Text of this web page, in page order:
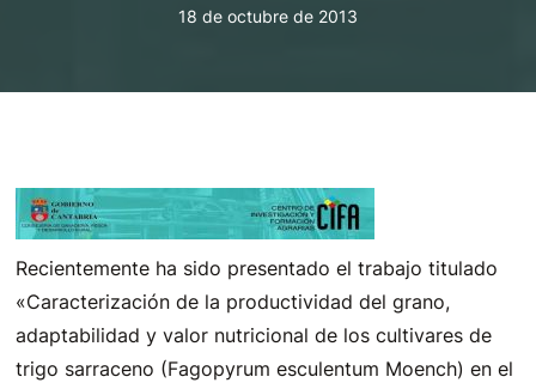
18 de octubre de 2013
Recientemente ha sido presentado el trabajo titulado
«Caracterización de la productividad del grano,
adaptabilidad y valor nutricional de los cultivares de
trigo sarraceno (Fagopyrum esculentum Moench) en el